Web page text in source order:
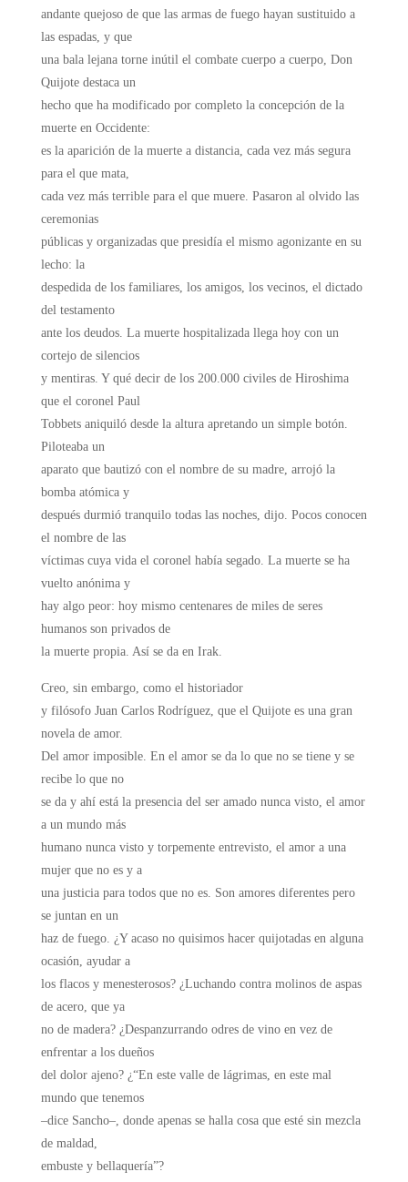
andante quejoso de que las armas de fuego hayan sustituido a
las espadas, y que
una bala lejana torne inútil el combate cuerpo a cuerpo, Don
Quijote destaca un
hecho que ha modificado por completo la concepción de la
muerte en Occidente:
es la aparición de la muerte a distancia, cada vez más segura
para el que mata,
cada vez más terrible para el que muere. Pasaron al olvido las
ceremonias
públicas y organizadas que presidía el mismo agonizante en su
lecho: la
despedida de los familiares, los amigos, los vecinos, el dictado
del testamento
ante los deudos. La muerte hospitalizada llega hoy con un
cortejo de silencios
y mentiras. Y qué decir de los 200.000 civiles de Hiroshima
que el coronel Paul
Tobbets aniquiló desde la altura apretando un simple botón.
Piloteaba un
aparato que bautizó con el nombre de su madre, arrojó la
bomba atómica y
después durmió tranquilo todas las noches, dijo. Pocos conocen
el nombre de las
víctimas cuya vida el coronel había segado. La muerte se ha
vuelto anónima y
hay algo peor: hoy mismo centenares de miles de seres
humanos son privados de
la muerte propia. Así se da en Irak.
Creo, sin embargo, como el historiador
y filósofo Juan Carlos Rodríguez, que el Quijote es una gran
novela de amor.
Del amor imposible. En el amor se da lo que no se tiene y se
recibe lo que no
se da y ahí está la presencia del ser amado nunca visto, el amor
a un mundo más
humano nunca visto y torpemente entrevisto, el amor a una
mujer que no es y a
una justicia para todos que no es. Son amores diferentes pero
se juntan en un
haz de fuego. ¿Y acaso no quisimos hacer quijotadas en alguna
ocasión, ayudar a
los flacos y menesterosos? ¿Luchando contra molinos de aspas
de acero, que ya
no de madera? ¿Despanzurrando odres de vino en vez de
enfrentar a los dueños
del dolor ajeno? ¿“En este valle de lágrimas, en este mal
mundo que tenemos
–dice Sancho–, donde apenas se halla cosa que esté sin mezcla
de maldad,
embuste y bellaquería”?